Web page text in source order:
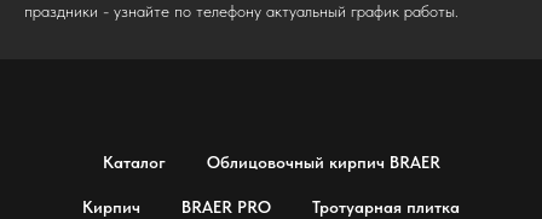
праздники - узнайте по телефону актуальный график работы.
Каталог Облицовочный кирпич BRAER
Кирпич BRAER PRO Тротуарная плитка